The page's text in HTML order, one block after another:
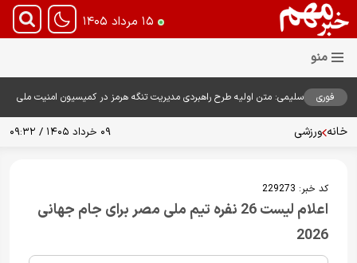
۱۵ مرداد ۱۴۰۵
فوری
سلیمی: متن اولیه طرح راهبردی مدیریت تنگه هرمز در کمیسیون امنیت ملی
خانه ورزشی ۰۹ خرداد ۱۴۰۵ / ۰۹:۳۲
کد خبر: 229273
اعلام لیست 26 نفره تیم ملی مصر برای جام جهانی
2026